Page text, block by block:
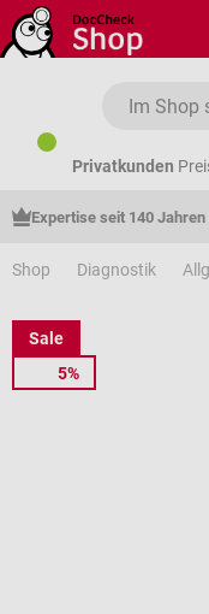
Zum Hauptinhalt
Privatkunden
Expertise seit 140 Jahren
Shop Diagnostik
Sale
5%